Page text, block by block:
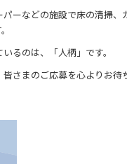
ーなどの施設で床の清掃
るのは、「人柄」です。
さまのご応募を心よりお待